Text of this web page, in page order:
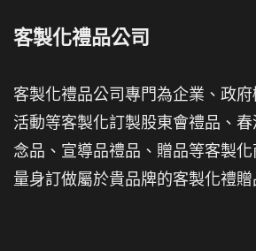
客製化禮品公司
客製化禮品公司專門為企業、政
活動等客製化訂製股東會禮品、
念品、宣導品禮品、贈品等客製
量身訂做屬於貴品牌的客製化禮贈